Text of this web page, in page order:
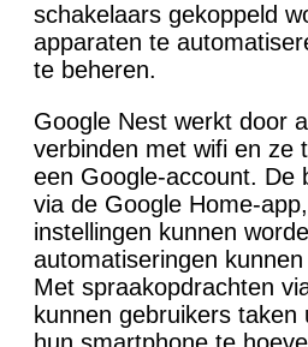
schakelaars gekoppeld
apparaten te
te beheren.
Google Nest werkt door
verbinden met wifi en ze
een Google-account. De
via de Google Home-
instellingen kunnen
automatiseringen
Met spraakopdrachten
kunnen gebruikers taken